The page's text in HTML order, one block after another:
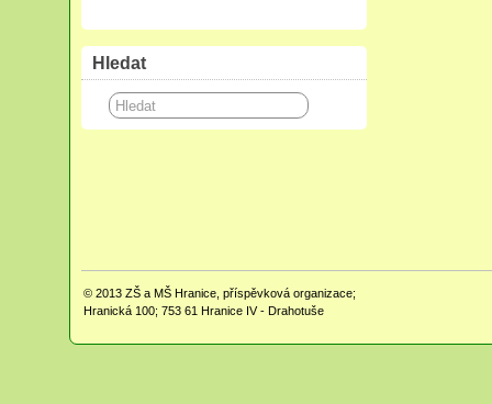
Hledat
© 2013 ZŠ a MŠ Hranice, příspěvková organizace;
Hranická 100; 753 61 Hranice IV - Drahotuše